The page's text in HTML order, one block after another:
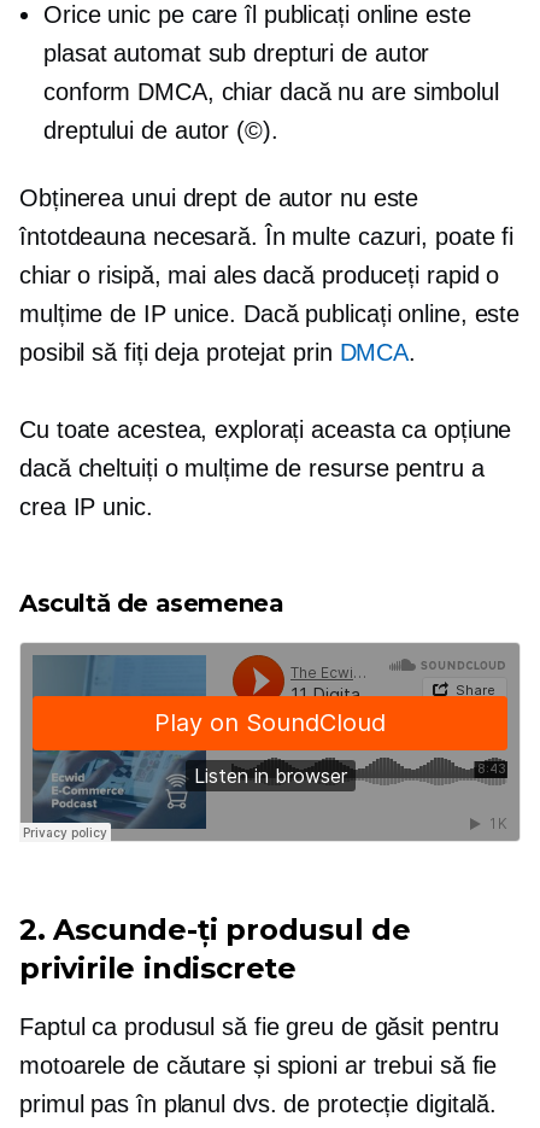
Orice unic pe care îl publicați online este
plasat automat sub drepturi de autor
conform DMCA, chiar dacă nu are simbolul
dreptului de autor (©).
Obținerea unui drept de autor nu este
întotdeauna necesară. În multe cazuri, poate fi
chiar o risipă, mai ales dacă produceți rapid o
mulțime de IP unice. Dacă publicați online, este
posibil să fiți deja protejat prin DMCA.
Cu toate acestea, explorați aceasta ca opțiune
dacă cheltuiți o mulțime de resurse pentru a
crea IP unic.
Ascultă de asemenea
2. Ascunde-ți produsul de
privirile indiscrete
Faptul ca produsul să fie greu de găsit pentru
motoarele de căutare și spioni ar trebui să fie
primul pas în planul dvs. de protecție digitală.